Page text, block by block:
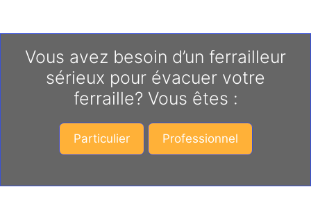
Vous avez besoin d’un ferrailleur
sérieux pour évacuer votre
ferraille? Vous êtes :
Particulier Professionnel